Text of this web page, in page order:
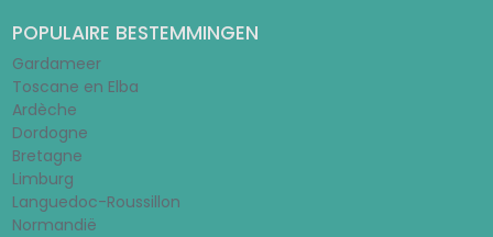
POPULAIRE BESTEMMINGEN
Gardameer
Toscane en Elba
Ardèche
Dordogne
Bretagne
Limburg
Languedoc-Roussillon
Normandië